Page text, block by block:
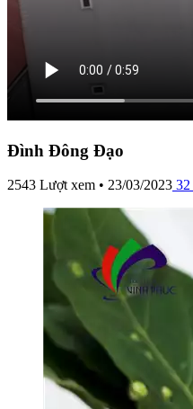
Đình Đông Đạo
2543 Lượt xem • 23/03/2023 32